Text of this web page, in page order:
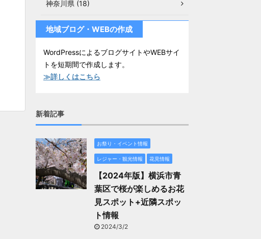
神奈川県 (18)
地域ブログ・WEBの作成
WordPressによるブログサイトやWEBサイ
トを短期間で作成します。
≫詳しくはこちら
新着記事
お祭り・イベント情報
レジャー・観光情報 花見情報
【2024年版】横浜市青
葉区で桜が楽しめるお花
見スポット+近隣スポッ
ト情報
2024/3/2